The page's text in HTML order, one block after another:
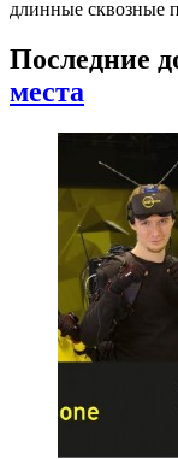
длинные сквозные
Последние
места